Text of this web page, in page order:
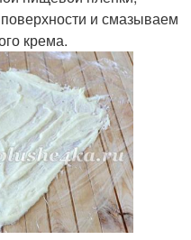
и смазываем
крема.